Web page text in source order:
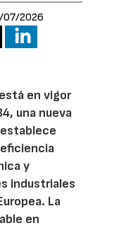
07/2026
en vigor
una nueva
y
industriales
La
en